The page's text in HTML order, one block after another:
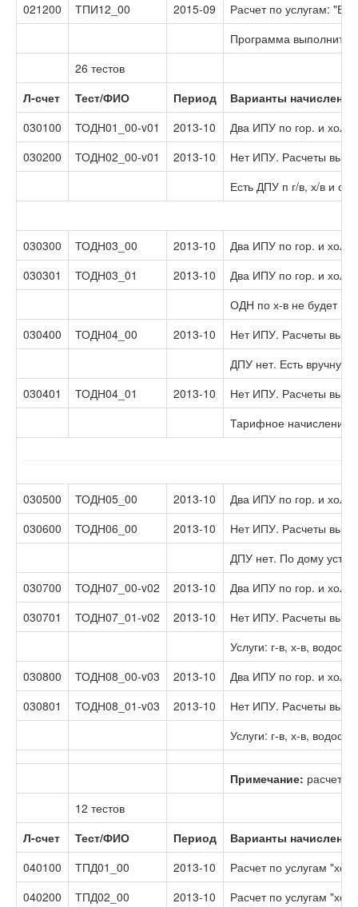
021200
ТПИ12_00 2015-09
Расчет по услугам:
Программа выполнит
26 тестов
Л-счет
Тест/ФИО Период
Варианты
030100
ТОДН01_00-v01 2013-10
Два ИПУ по гор. и хол.
030200
ТОДН02_00-v01 2013-10
Нет ИПУ. Расчеты
Есть ДПУ п г/в, х/в и
030300 ТОДН03_00 2013-10
Два ИПУ по гор. и хол.
030301
ТОДН03_01 2013-10
Два ИПУ по гор. и хол.
ОДН по х-в не будет
030400
ТОДН04_00 2013-10
Нет ИПУ. Расчеты
ДПУ нет. Есть вручную
030401
ТОДН04_01 2013-10
Нет ИПУ. Расчеты
Тарифное начисление
030500 ТОДН05_00 2013-10
Два ИПУ по гор. и хол.
030600
ТОДН06_00 2013-10
Нет ИПУ. Расчеты
ДПУ нет. По дому
030700
ТОДН07_00-v02 2013-10
Два ИПУ по гор. и хол.
030701
ТОДН07_01-v02 2013-10
Нет ИПУ. Расчеты
Услуги: г-в, х-в,
030800
ТОДН08_00-v03 2013-10
Два ИПУ по гор. и хол.
030801
ТОДН08_01-v03 2013-10
Нет ИПУ. Расчеты
Услуги: г-в, х-в,
Примечание: расчеты
12 тестов
Л-счет
Тест/ФИО Период
Варианты
040100
ТПД01_00 2013-10
Расчет по услугам
040200
ТПД02_00 2013-10 Расчет по услугам